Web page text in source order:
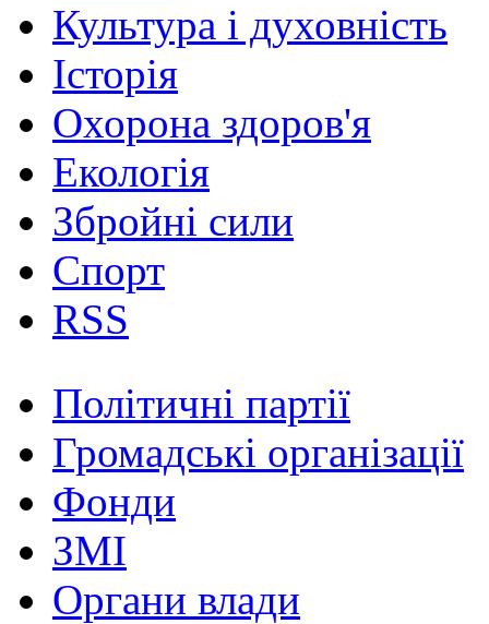
Культура і духовність
Історія
Охорона здоров'я
Екологія
Збройні сили
Спорт
RSS
Політичні партії
Громадські організації
Фонди
ЗМІ
Органи влади